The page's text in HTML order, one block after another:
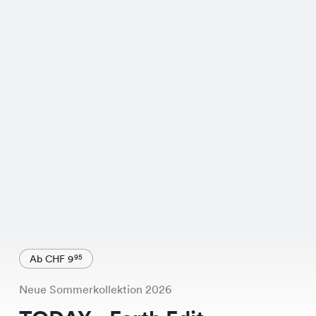
Ab CHF 995
Neue Sommerkollektion 2026